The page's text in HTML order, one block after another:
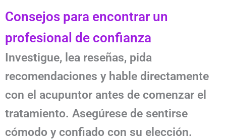
Consejos para encontrar un
profesional de confianza
Investigue, lea reseñas, pida
recomendaciones y hable directamente
con el acupuntor antes de comenzar el
tratamiento. Asegúrese de sentirse
cómodo y confiado con su elección.